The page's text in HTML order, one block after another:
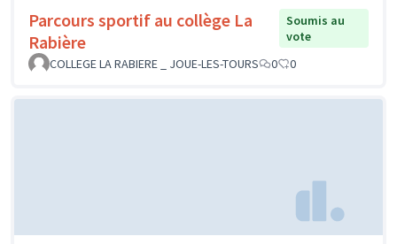
Parcours sportif au collège La
Rabière
Soumis au
vote
COLLEGE LA RABIERE _ JOUE-LES-TOURS
0 0